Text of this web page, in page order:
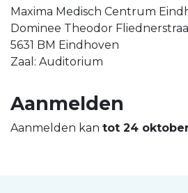
Maxima Medisch Centrum
Dominee Theodor
5631 BM Eindhoven
Zaal: Auditorium
Aanmelden
Aanmelden kan tot 24